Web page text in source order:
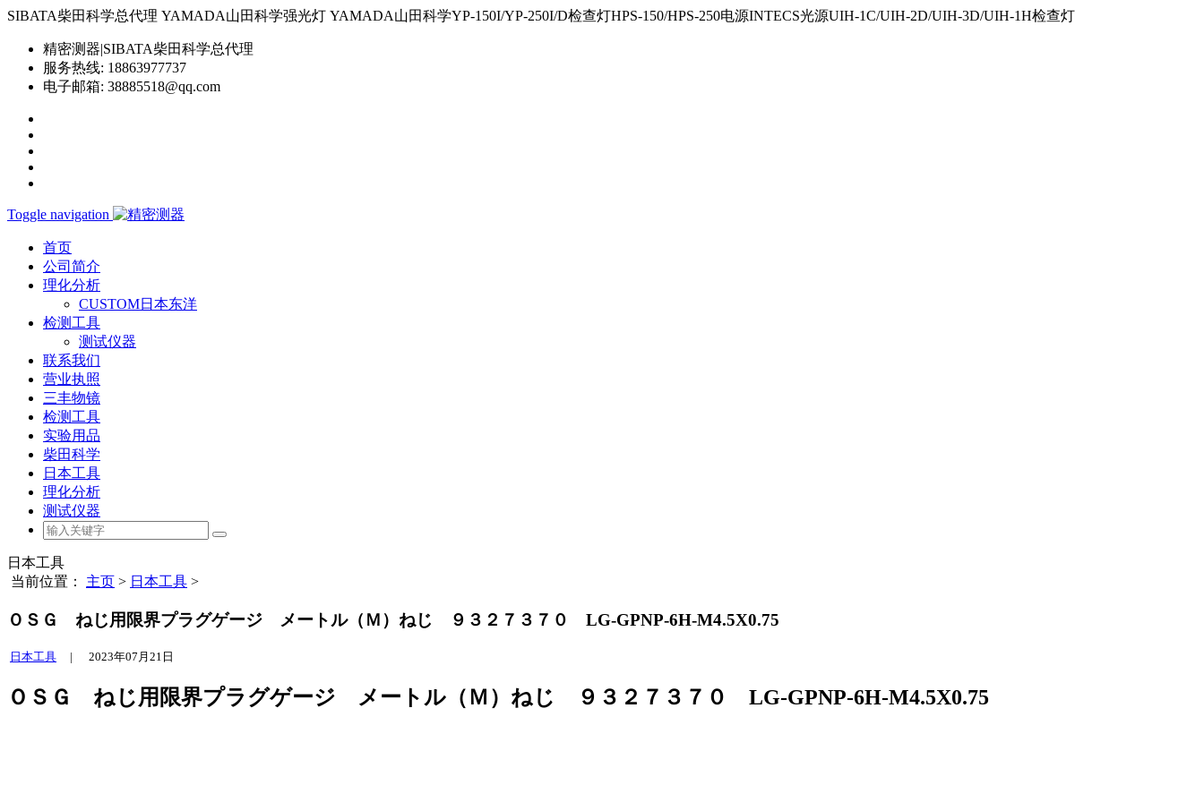
SIBATA柴田科学总代理 YAMADA山田科学强光灯 YAMADA山田科学YP-150I/YP-250I/D检查灯HPS-150/HPS-250电源INTECS光源UIH-1C/UIH-2D/UIH-3D/UIH-1H检查灯
精密测器|SIBATA柴田科学总代理
服务热线: 18863977737
电子邮箱: 38885518@qq.com
Toggle navigation
首页
公司简介
理化分析
CUSTOM日本东洋
检测工具
测试仪器
联系我们
营业执照
三丰物镜
检测工具
实验用品
柴田科学
日本工具
理化分析
测试仪器
日本工具
当前位置： 主页 > 日本工具 >
ＯＳＧ ねじ用限界プラグゲージ メートル（Ｍ）ねじ ９３２７３７０ LG-GPNP-6H-M4.5X0.75
日本工具 | 2023年07月21日
ＯＳＧ ねじ用限界プラグゲージ メートル（Ｍ）ねじ ９３２７３７０ LG-GPNP-6H-M4.5X0.75